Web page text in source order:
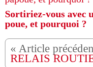
Sortiriez-vous avec
poue, et pourquoi ?
RELAIS